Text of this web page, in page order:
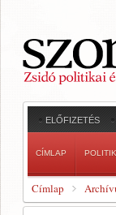
ELŐFIZETÉS
CÍMLAP
Címlap